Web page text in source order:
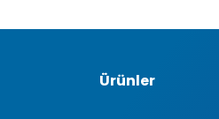
Ürünler
3.6.